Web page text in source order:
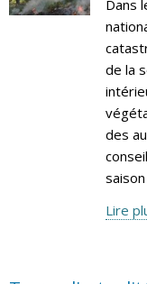
Dans
de la
des
Lire